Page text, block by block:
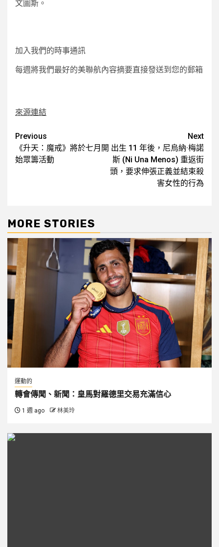
文圖斯。
加入我們的時事通訊
每週將我們最好的美聯航內容摘要直接發送到您的郵箱
來源連結
Post
navigation
Previous
《升天：魔戒》將於七月開
始眾籌活動
Next
出生 11 年後，尼烏納·梅諾
斯 (Ni Una Menos) 重返街
頭，要求伸張正義並結束殺
害女性的行為
MORE STORIES
運動的
轉會傳聞、新聞：皇馬對羅德里交易充滿信心
1 週 ago 林美玲